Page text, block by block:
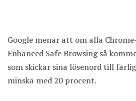
Google menar att om alla
Enhanced Safe Browsing så
som skickar sina lösenord till
minska med 20 procent.